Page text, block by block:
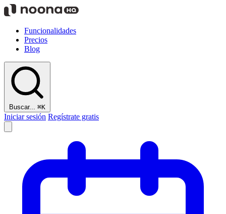
Funcionalidades
Precios
Blog
Buscar... ⌘K
Iniciar sesión Regístrate gratis